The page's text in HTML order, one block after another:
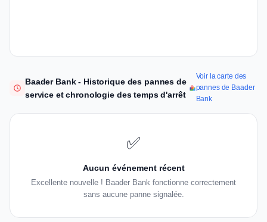
Baader Bank - Historique des pannes de
service et chronologie des temps d'arrêt
Voir la carte des
pannes de Baader
Bank
✅
Aucun événement récent
Excellente nouvelle ! Baader Bank fonctionne correctement
sans aucune panne signalée.